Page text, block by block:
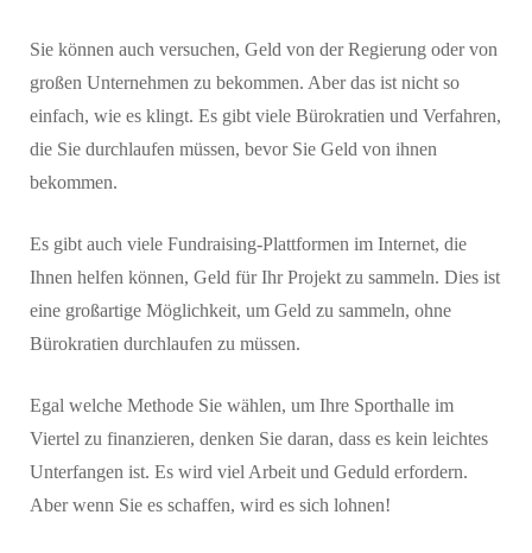
Sie können auch versuchen, Geld von der Regierung oder von
großen Unternehmen zu bekommen. Aber das ist nicht so
einfach, wie es klingt. Es gibt viele Bürokratien und Verfahren,
die Sie durchlaufen müssen, bevor Sie Geld von ihnen
bekommen.
Es gibt auch viele Fundraising-Plattformen im Internet, die
Ihnen helfen können, Geld für Ihr Projekt zu sammeln. Dies ist
eine großartige Möglichkeit, um Geld zu sammeln, ohne
Bürokratien durchlaufen zu müssen.
Egal welche Methode Sie wählen, um Ihre Sporthalle im
Viertel zu finanzieren, denken Sie daran, dass es kein leichtes
Unterfangen ist. Es wird viel Arbeit und Geduld erfordern.
Aber wenn Sie es schaffen, wird es sich lohnen!